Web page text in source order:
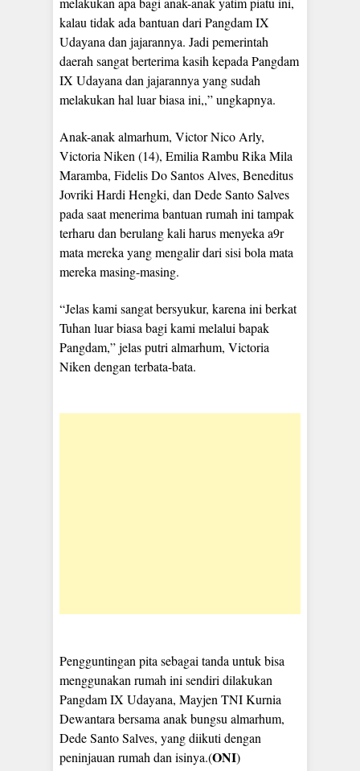
kalau tidak ada bantuan dari Pangdam IX
Udayana dan jajarannya. Jadi pemerintah
daerah sangat berterima kasih kepada Pangdam
IX Udayana dan jajarannya yang sudah
melakukan hal luar biasa ini,,” ungkapnya.
Anak-anak almarhum, Victor Nico Arly,
Victoria Niken (14), Emilia Rambu Rika Mila
Maramba, Fidelis Do Santos Alves, Beneditus
Jovriki Hardi Hengki, dan Dede Santo Salves
pada saat menerima bantuan rumah ini tampak
terharu dan berulang kali harus menyeka a9r
mata mereka yang mengalir dari sisi bola mata
mereka masing-masing.
“Jelas kami sangat bersyukur, karena ini berkat
Tuhan luar biasa bagi kami melalui bapak
Pangdam,” jelas putri almarhum, Victoria
Niken dengan terbata-bata.
Pengguntingan pita sebagai tanda untuk bisa
menggunakan rumah ini sendiri dilakukan
Pangdam IX Udayana, Mayjen TNI Kurnia
Dewantara bersama anak bungsu almarhum,
Dede Santo Salves, yang diikuti dengan
peninjauan rumah dan isinya.(ONI)